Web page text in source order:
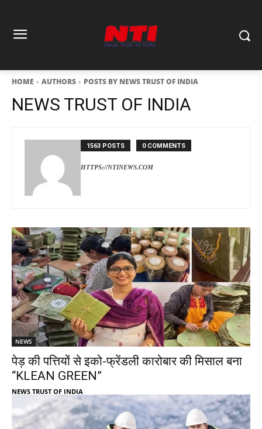
HOME AUTHORS POSTS BY NEWS TRUST OF INDIA
NEWS TRUST OF INDIA
1563 POSTS 0 COMMENTS
HTTPS://NTINEWS.COM
NEWS
पेड़ की पत्तियों से इको-फ्रेंडली कारोबार की मिसाल बना
“KLEAN GREEN”
NEWS TRUST OF INDIA